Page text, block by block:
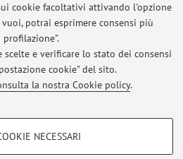
cookie facoltativi attivando l'opzione
vuoi, potrai esprimere consensi più
scelte e verificare lo stato dei consensi
cookie" del sito.
la nostra Cookie policy.
- FACOLTATIVI
NECESSARI
- Università di Bologna - Via
- Partita IVA: 01131710376
| Impostazioni Cookie